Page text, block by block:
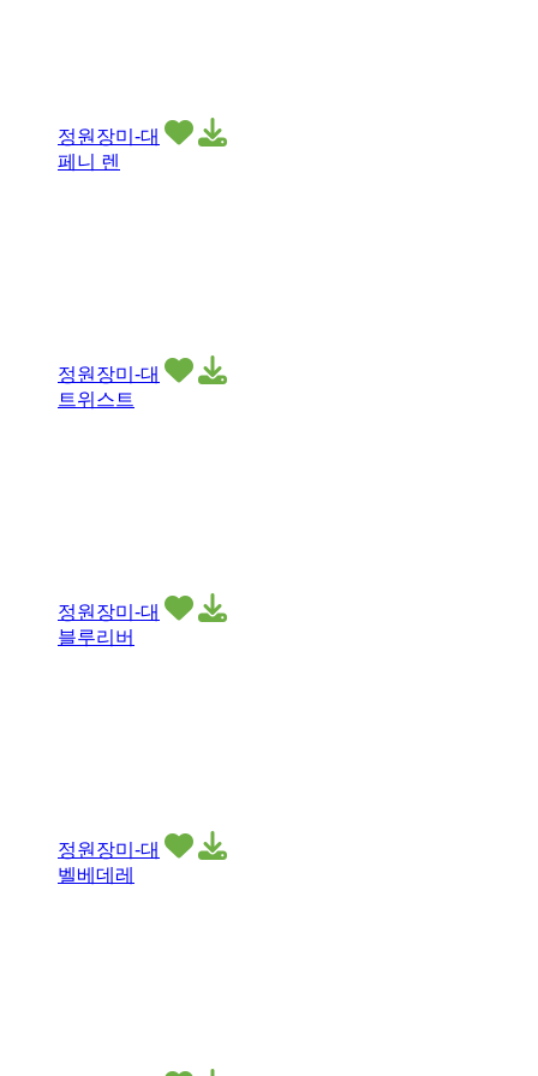
정원장미-대
페니 렌
정원장미-대
트위스트
정원장미-대
블루리버
정원장미-대
벨베데레